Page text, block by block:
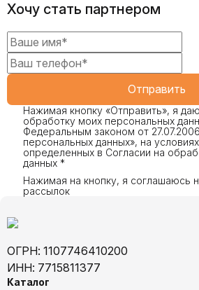
Хочу стать партнером
Нажимая кнопку «Отправить», я
обработку моих персональных
Федеральным законом от
персональных данных», на
определенных в Согласии на
данных *
Нажимая на кнопку, я соглашаюсь
рассылок
ОГРН: 1107746410200
ИНН: 7715811377
Каталог